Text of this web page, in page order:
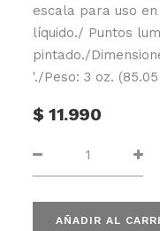
escala para uso
líquido./ Puntos
pintado./
'./Peso: 3 oz.
$11.990
AÑADIR AL